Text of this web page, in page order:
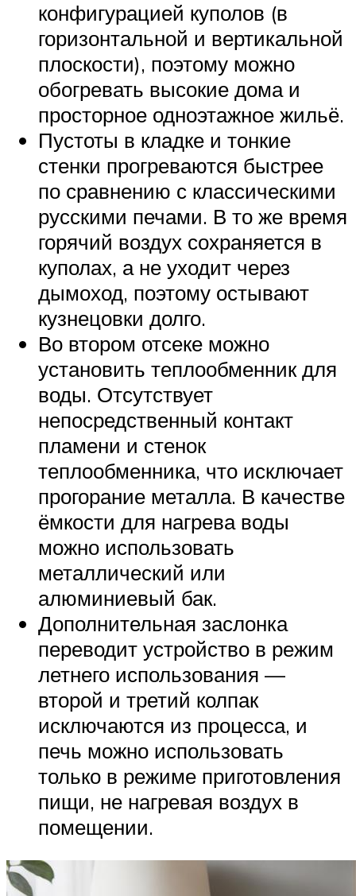
конфигурацией куполов (в
горизонтальной и вертикальной
плоскости), поэтому можно
обогревать высокие дома и
просторное одноэтажное жильё.
Пустоты в кладке и тонкие
стенки прогреваются быстрее
по сравнению с классическими
русскими печами. В то же время
горячий воздух сохраняется в
куполах, а не уходит через
дымоход, поэтому остывают
кузнецовки долго.
Во втором отсеке можно
установить теплообменник для
воды. Отсутствует
непосредственный контакт
пламени и стенок
теплообменника, что исключает
прогорание металла. В качестве
ёмкости для нагрева воды
можно использовать
металлический или
алюминиевый бак.
Дополнительная заслонка
переводит устройство в режим
летнего использования —
второй и третий колпак
исключаются из процесса, и
печь можно использовать
только в режиме приготовления
пищи, не нагревая воздух в
помещении.